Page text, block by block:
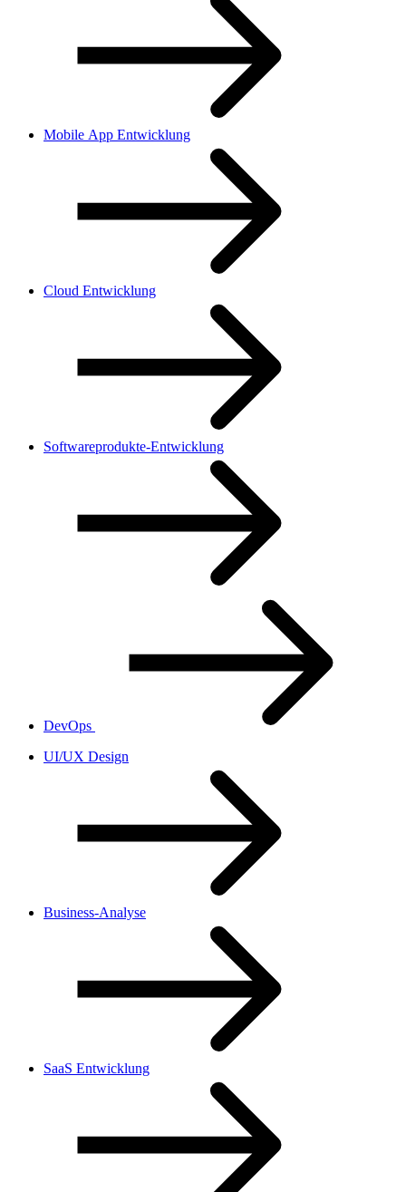
Mobile App Entwicklung
Cloud Entwicklung
Softwareprodukte-Entwicklung
DevOps
UI/UX Design
Business-Analyse
SaaS Entwicklung